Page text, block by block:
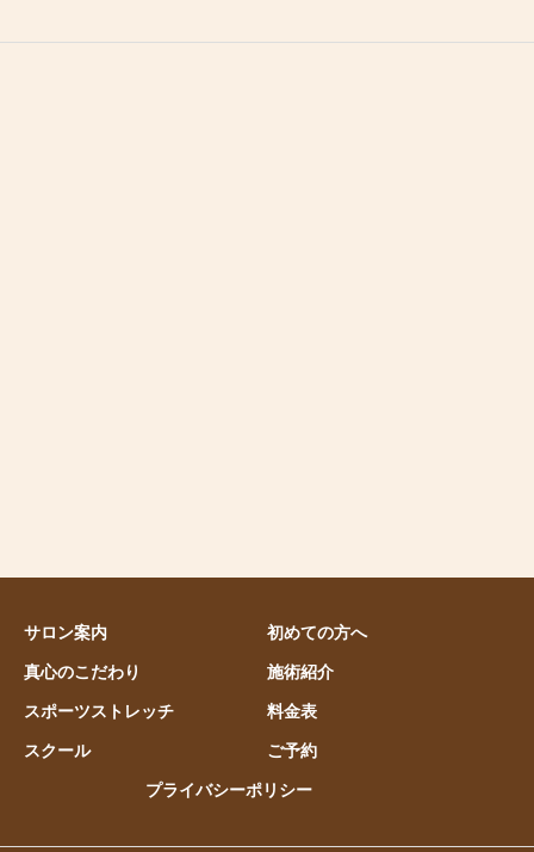
サロン案内 初めての方へ
真心のこだわり 施術紹介
スポーツストレッチ 料金表
スクール ご予約
プライバシーポリシー